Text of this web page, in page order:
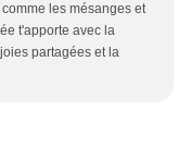
les mésanges et
t'apporte avec la
partagées et la